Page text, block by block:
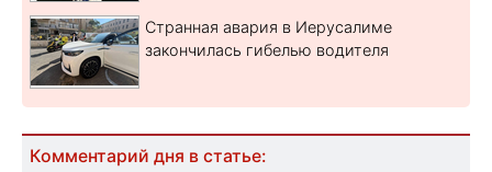
Странная авария в Иерусалиме
закончилась гибелью водителя
Комментарий дня в статье: